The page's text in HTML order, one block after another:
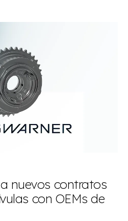
nuevos contratos
con OEMs de